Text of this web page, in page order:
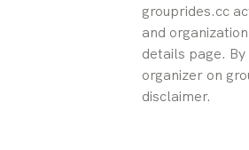
grouprides.cc
and
details page.
organizer on
disclaimer.